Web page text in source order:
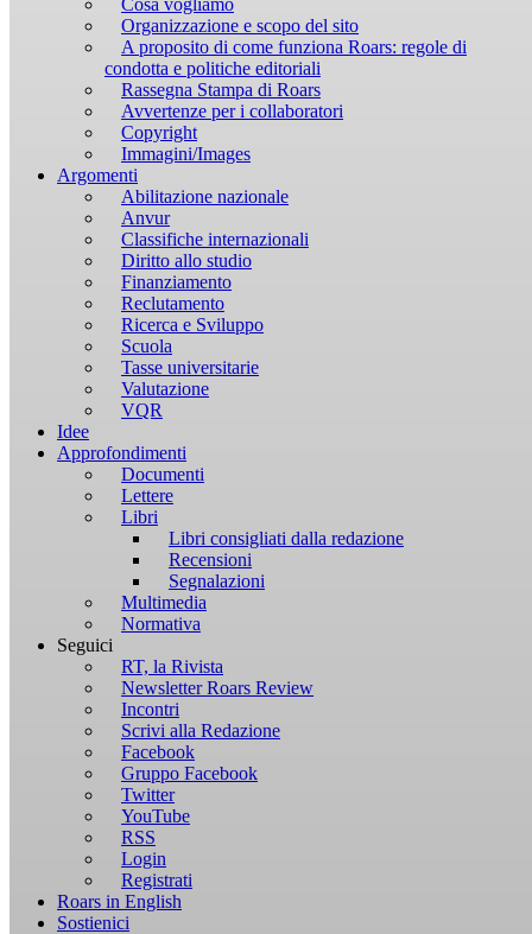
Cosa vogliamo
Organizzazione e scopo del sito
A proposito di come funziona Roars: regole di
condotta e politiche editoriali
Rassegna Stampa di Roars
Avvertenze per i collaboratori
Copyright
Immagini/Images
Argomenti
Abilitazione nazionale
Anvur
Classifiche internazionali
Diritto allo studio
Finanziamento
Reclutamento
Ricerca e Sviluppo
Scuola
Tasse universitarie
Valutazione
VQR
Idee
Approfondimenti
Documenti
Lettere
Libri
Libri consigliati dalla redazione
Recensioni
Segnalazioni
Multimedia
Normativa
Seguici
RT, la Rivista
Newsletter Roars Review
Incontri
Scrivi alla Redazione
Facebook
Gruppo Facebook
Twitter
YouTube
RSS
Login
Registrati
Roars in English
Sostienici